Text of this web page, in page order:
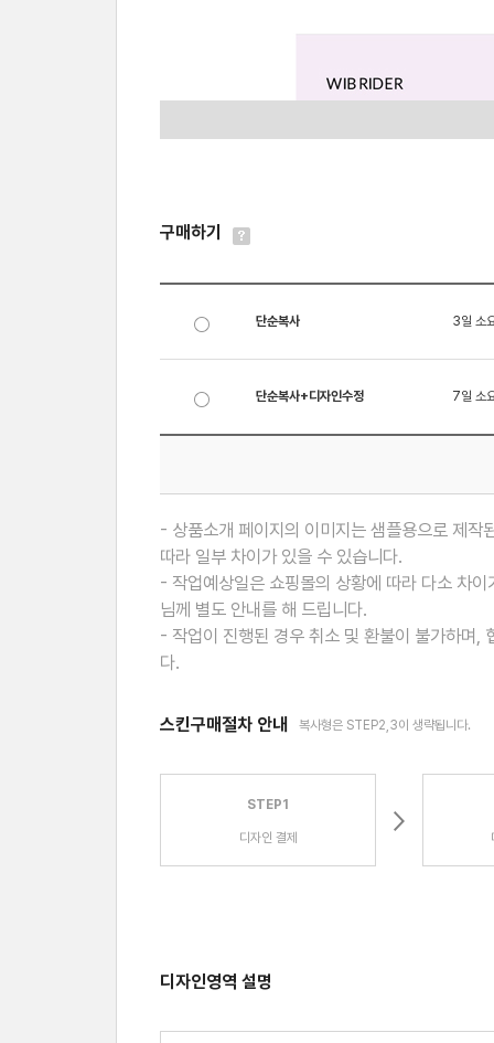
구매하기
단순복사 3일 소
단순복사+디자인수정 7일 소
- 상품소개 페이지의 이미지는 샘플용으로 제작
따라 일부 차이가 있을 수 있습니다.
- 작업예상일은 쇼핑몰의 상황에 따라 다소 차
님께 별도 안내를 해 드립니다.
- 작업이 진행된 경우 취소 및 환불이 불가하며,
다.
스킨구매절차 안내 복사형은 STEP2,3이 생략됩니다.
STEP1
디자인 결제
디자인영역 설명